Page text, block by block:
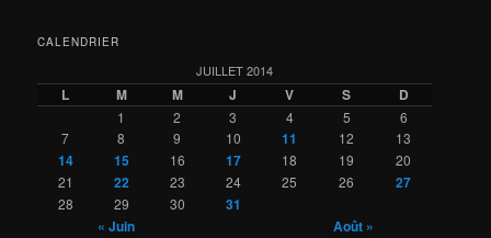
CALENDRIER
JUILLET 2014
L M M J V S D
1 2 3 4 5
6
7
8 9 10 11 12 13
14 15 16 17 18 19
20
21
22 23 24 25 26 27
28 29 30
31
« Juin
Août »